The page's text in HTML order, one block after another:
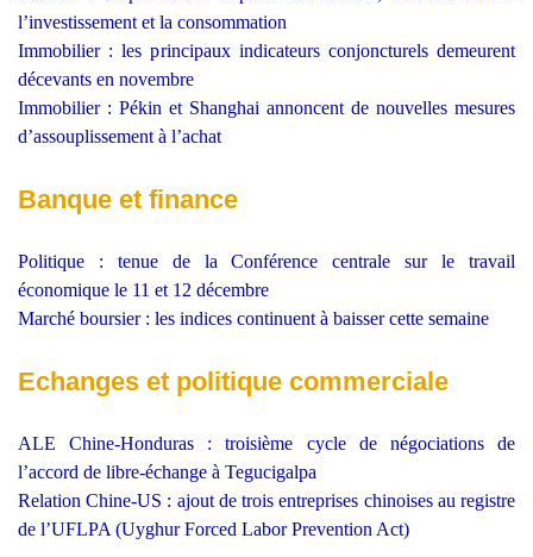
l’investissement et la consommation
Immobilier : les principaux indicateurs conjoncturels demeurent
décevants en novembre
Immobilier : Pékin et Shanghai annoncent de nouvelles mesures
d’assouplissement à l’achat
Banque et finance
Politique : tenue de la Conférence centrale sur le travail
économique le 11 et 12 décembre
Marché boursier : les indices continuent à baisser cette semaine
Echanges et politique commerciale
ALE Chine-Honduras : troisième cycle de négociations de
l’accord de libre-échange à Tegucigalpa
Relation Chine-US : ajout de trois entreprises chinoises au registre
de l’UFLPA (Uyghur Forced Labor Prevention Act)